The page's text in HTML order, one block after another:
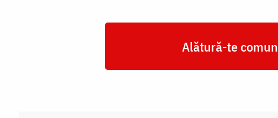
Alătură-te